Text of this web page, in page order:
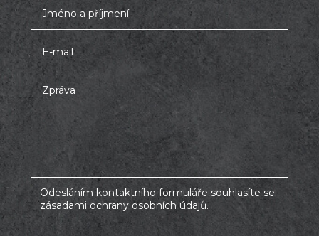
Odesláním kontaktního formuláře souhlasíte se
zásadami ochrany osobních údajů.